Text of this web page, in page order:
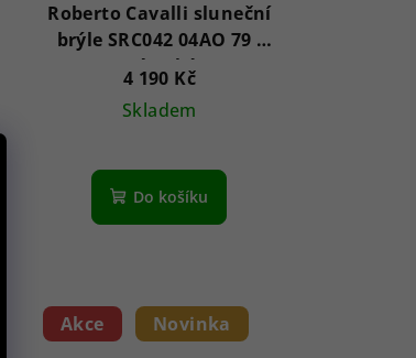
Roberto Cavalli sluneční
brýle SRC042 04AO 79 -
Dámské
4 190 Kč
Skladem
Do košíku
Akce Novinka